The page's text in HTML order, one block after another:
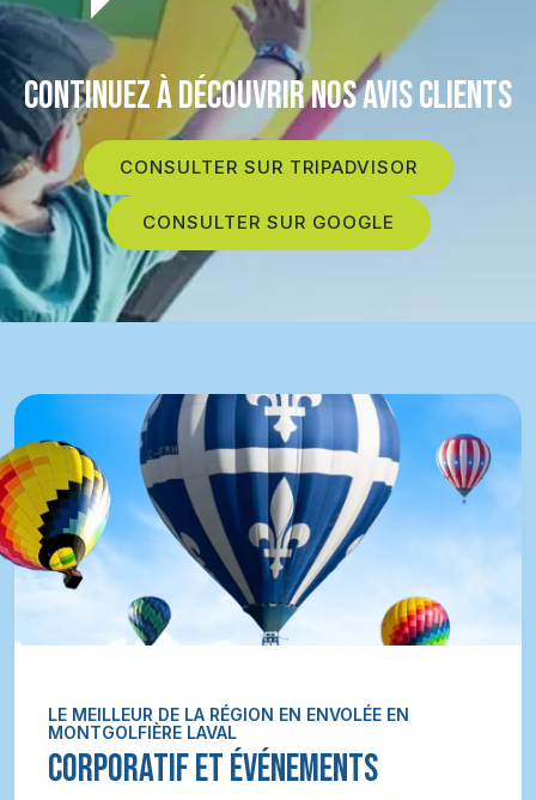
CONTINUEZ À DÉCOUVRIR NOS AVIS CLIENTS
CONSULTER SUR TRIPADVISOR
CONSULTER SUR GOOGLE
LE MEILLEUR DE LA RÉGION EN ENVOLÉE EN
MONTGOLFIÈRE LAVAL
CORPORATIF ET ÉVÉNEMENTS